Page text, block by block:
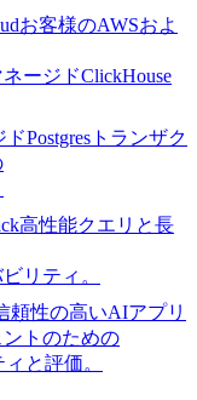
お客様のAWSおよ
ージドClickHouse
Postgres トランザク
高性能クエリと長
リティ。
頼性の高いAIアプリ
トのための
と評価。